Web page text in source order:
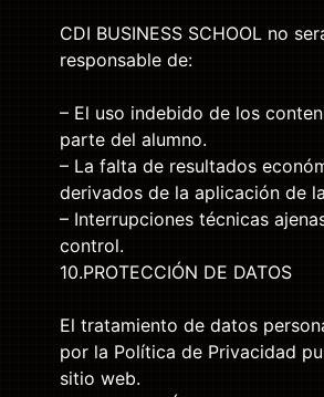
CDI BUSINESS SCHOOL no
responsable de:
– El uso indebido de los
parte del alumno.
– La falta de resultados
derivados de la aplicación de
– Interrupciones técnicas
control.
10.PROTECCIÓN DE DATOS
El tratamiento de datos
por la Política de Privacidad
sitio web.